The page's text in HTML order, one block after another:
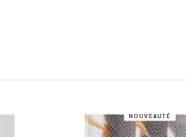
NOUVEAUTÉ